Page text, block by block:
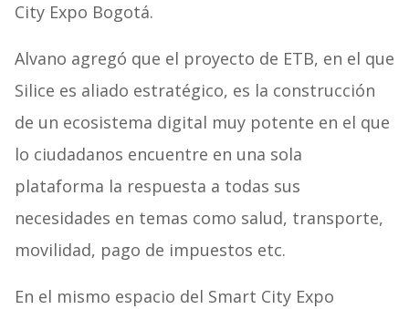
City Expo Bogotá.
Alvano agregó que el proyecto de ETB, en el que
Silice es aliado estratégico, es la construcción
de un ecosistema digital muy potente en el que
lo ciudadanos encuentre en una sola
plataforma la respuesta a todas sus
necesidades en temas como salud, transporte,
movilidad, pago de impuestos etc.
En el mismo espacio del Smart City Expo